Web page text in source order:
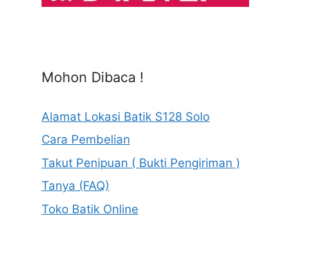
Mohon Dibaca !
Alamat Lokasi Batik S128 Solo
Cara Pembelian
Takut Penipuan ( Bukti Pengiriman )
Tanya (FAQ)
Toko Batik Online